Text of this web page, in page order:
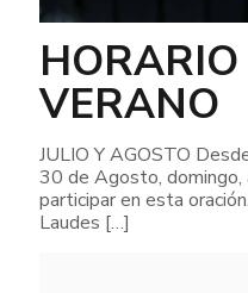
HORARIO
VERANO
JULIO Y AGOSTO
30 de Agosto, domingo,
participar en esta
Laudes […]